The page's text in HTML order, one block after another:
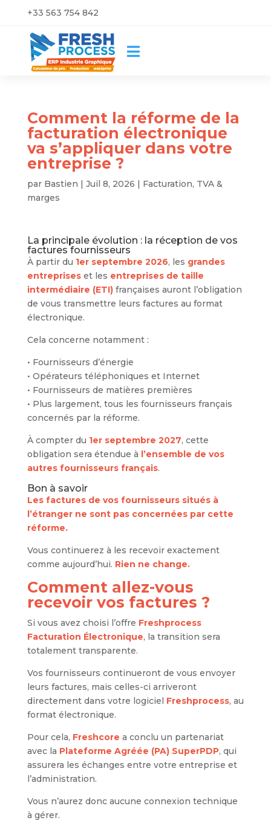
+33 563 754 842

Comment la réforme de la
facturation électronique
va s’appliquer dans votre
entreprise ?
par Bastien | Juil 8, 2026 | Facturation, TVA &
marges
La principale évolution : la réception de vos
factures fournisseurs
À partir du 1er septembre 2026, les grandes
entrepriseset les entreprises de taille
intermédiaire (ETI)françaises auront l’obligation
de vous transmettre leurs factures au format
électronique.
Cela concerne notamment :
• Fournisseurs d’énergie
• Opérateurs téléphoniques et Internet
• Fournisseurs de matières premières
• Plus largement, tous les fournisseurs français
concernés par la réforme.
À compter du 1er septembre 2027, cette
obligation sera étendue à l’ensemble de vos
autres fournisseurs français.
Bon à savoir
Les factures de vos fournisseurs situés à
l’étranger ne sont pas concernées par cette
réforme.
Vous continuerez à les recevoir exactement
comme aujourd’hui. Rien ne change.
Comment allez-vous
recevoir vos factures ?
Si vous avez choisi l’offre Freshprocess
Facturation Électronique, la transition sera
totalement transparente.
Vos fournisseurs continueront de vous envoyer
leurs factures, mais celles-ci arriveront
directement dans votre logiciel Freshprocess, au
format électronique.
Pour cela, Freshcore a conclu un partenariat
avec la Plateforme Agréée (PA) SuperPDP, qui
assurera les échanges entre votre entreprise et
l’administration.
Vous n’aurez donc aucune connexion technique
à gérer.